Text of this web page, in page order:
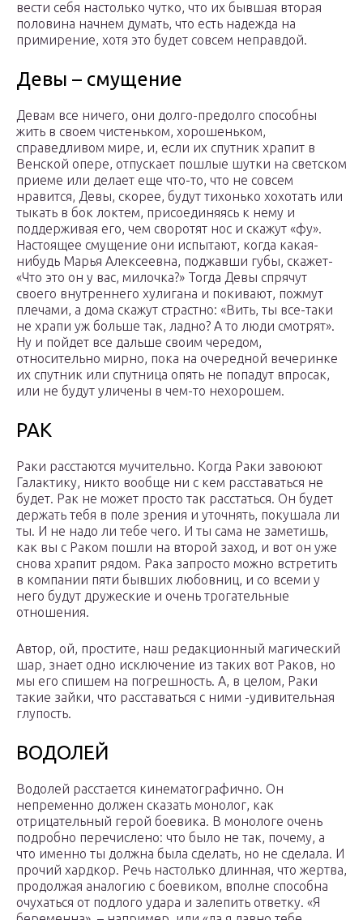
вести себя настолько чутко, что их бывшая вторая
половина начнем думать, что есть надежда на
примирение, хотя это будет совсем неправдой.
Девы – смущение
Девам все ничего, они долго-предолго способны
жить в своем чистеньком, хорошеньком,
справедливом мире, и, если их спутник храпит в
Венской опере, отпускает пошлые шутки на светском
приеме или делает еще что-то, что не совсем
нравится, Девы, скорее, будут тихонько хохотать или
тыкать в бок локтем, присоединяясь к нему и
поддерживая его, чем своротят нос и скажут «фу».
Настоящее смущение они испытают, когда какая-
нибудь Марья Алексеевна, поджавши губы, скажет-
«Что это он у вас, милочка?» Тогда Девы спрячут
своего внутреннего хулигана и покивают, пожмут
плечами, а дома скажут страстно: «Вить, ты все-таки
не храпи уж больше так, ладно? А то люди смотрят».
Ну и пойдет все дальше своим чередом,
относительно мирно, пока на очередной вечеринке
их спутник или спутница опять не попадут впросак,
или не будут уличены в чем-то нехорошем.
РАК
Раки расстаются мучительно. Когда Раки завоюют
Галактику, никто вообще ни с кем расставаться не
будет. Рак не может просто так расстаться. Он будет
держать тебя в поле зрения и уточнять, покушала ли
ты. И не надо ли тебе чего. И ты сама не заметишь,
как вы с Раком пошли на второй заход, и вот он уже
снова храпит рядом. Рака запросто можно встретить
в компании пяти бывших любовниц, и со всеми у
него будут дружеские и очень трогательные
отношения.
Автор, ой, простите, наш редакционный магический
шар, знает одно исключение из таких вот Раков, но
мы его спишем на погрешность. А, в целом, Раки
такие зайки, что расставаться с ними -удивительная
глупость.
ВОДОЛЕЙ
Водолей расстается кинематографично. Он
непременно должен сказать монолог, как
отрицательный герой боевика. В монологе очень
подробно перечислено: что было не так, почему, а
что именно ты должна была сделать, но не сделала. И
прочий хардкор. Речь настолько длинная, что жертва,
продолжая аналогию с боевиком, вполне способна
очухаться от подлого удара и залепить ответку. «Я